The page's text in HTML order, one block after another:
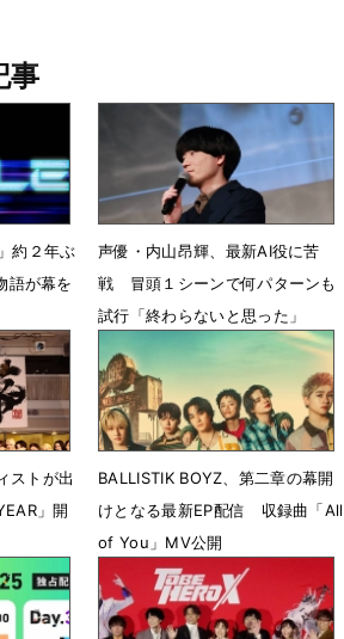
事
約２年ぶ
語が幕を
声優・内山昂輝、最新AI役に苦
戦 冒頭１シーンで何パターンも
試行「終わらないと思った」
4月28日 22時35分
ストが出
」開
BALLISTIK BOYZ、第二章の幕開
けとなる最新EP配信 収録曲「All
of You」MV公開
7月25日 23時49分